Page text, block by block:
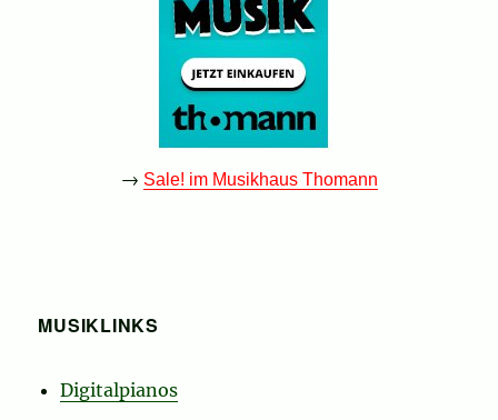
→ Sale! im Musikhaus Thomann
MUSIKLINKS
Digitalpianos